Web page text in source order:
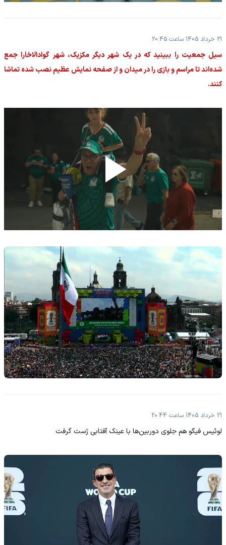
21 خرداد 1405 ساعت 20:45
سیل جمعیت را ببینید که در یک شهر دیگر مکزیک، شهر گوادالاخارا جمع
شده‌اند تا مراسم و بازی را در میدان و از صفحه نمایش عظیم نصب شده تماشا
کنند.
21 خرداد 1405 ساعت 20:44
لوئیس فیگو هم جلوی دوربین‌ها با عینک آفتابی ژست گرفت